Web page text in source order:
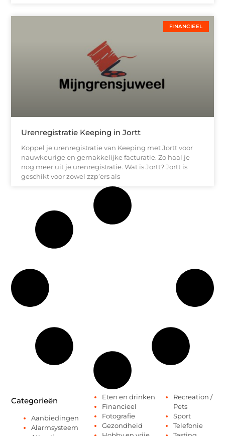
FINANCIEEL
Urenregistratie Keeping in Jortt
Koppel je urenregistratie van Keeping met Jortt voor
nauwkeurige en gemakkelijke facturatie. Zo haal je
nog meer uit je urenregistratie. Wat is Jortt? Jortt is
geschikt voor zowel zzp’ers als
Categorieën
Aanbiedingen
Alarmsysteem
Eten en drinken
Financieel
Fotografie
Gezondheid
Recreation /
Pets
Sport
Telefonie